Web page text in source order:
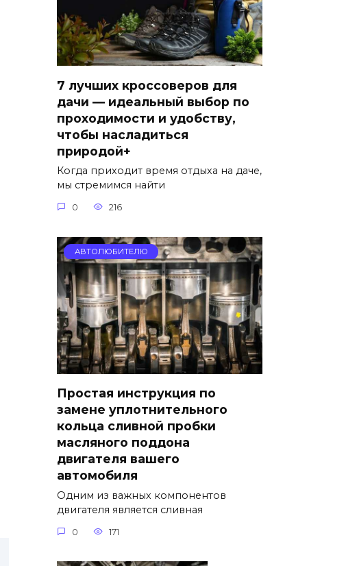
7 лучших кроссоверов для
дачи — идеальный выбор по
проходимости и удобству,
чтобы насладиться
природой+
Когда приходит время отдыха на даче,
мы стремимся найти
0 216
АВТОЛЮБИТЕЛЮ
Простая инструкция по
замене уплотнительного
кольца сливной пробки
масляного поддона
двигателя вашего
автомобиля
Одним из важных компонентов
двигателя является сливная
0 171